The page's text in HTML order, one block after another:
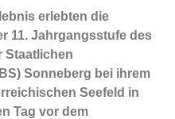
erlebten die
11. Jahrgangsstufe des
Staatlichen
Sonneberg bei ihrem
Seefeld in
Tag vor dem